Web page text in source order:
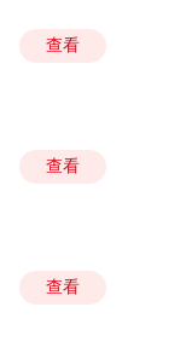
查看
查看
查看